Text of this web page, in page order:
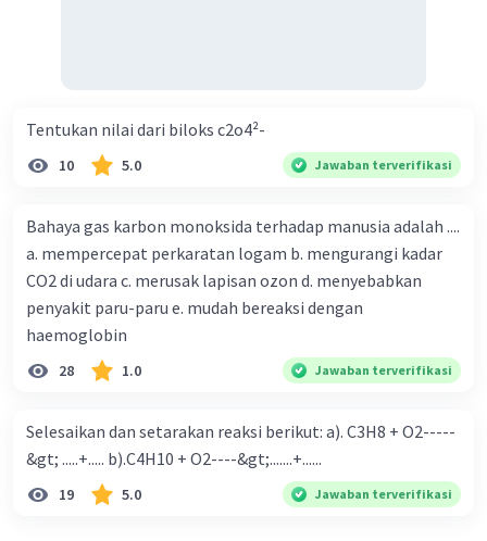
Tentukan nilai dari biloks c2o4²-
10 5.0 Jawaban terverifikasi
Bahaya gas karbon monoksida terhadap manusia adalah ....
a. mempercepat perkaratan logam b. mengurangi kadar
CO2 di udara c. merusak lapisan ozon d. menyebabkan
penyakit paru-paru e. mudah bereaksi dengan
haemoglobin
28 1.0 Jawaban terverifikasi
Selesaikan dan setarakan reaksi berikut: a). C3H8 + O2-----
&gt; .....+..... b).C4H10 + O2----&gt;.......+......
19 5.0 Jawaban terverifikasi